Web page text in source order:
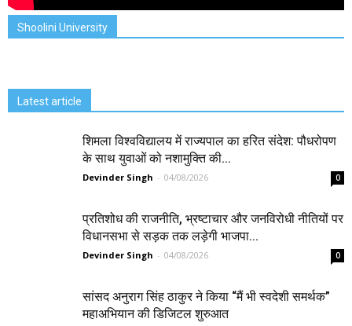
Shoolini University
Latest article
शिमला विश्वविद्यालय में राज्यपाल का हरित संदेश: पौधरोपण
के साथ युवाओं को नशामुक्ति की...
Devinder Singh - 04/08/2026 0
प्रतिशोध की राजनीति, भ्रष्टाचार और जनविरोधी नीतियों पर
विधानसभा से सड़क तक लड़ेगी भाजपा...
Devinder Singh - 04/08/2026 0
सांसद अनुराग सिंह ठाकुर ने किया “मैं भी स्वदेशी समर्थक”
महाअभियान की डिजिटल शुरुआत